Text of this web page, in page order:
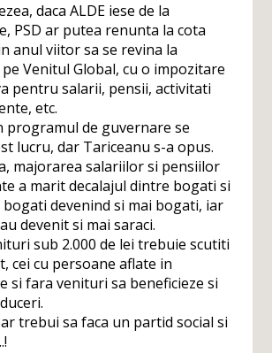
daca ALDE iese de la
PSD ar putea renunta la cota
anul viitor sa se revina la
Venitul Global, cu o impozitare
pentru salarii, pensii, activitati
etc.
programul de guvernare se
lucru, dar Tariceanu s-a opus.
majorarea salariilor si pensiilor
a marit decalajul dintre bogati si
bogati devenind si mai bogati, iar
devenit si mai saraci.
sub 2.000 de lei trebuie scutiti
cei cu persoane aflate in
si fara venituri sa beneficieze si
trebui sa faca un partid social si